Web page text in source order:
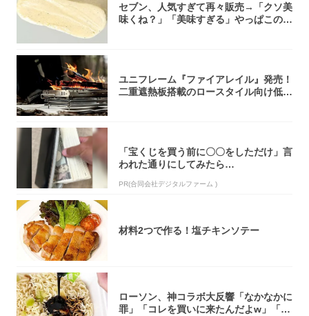
セブン、人気すぎて再々販売→「クソ美
味くね？」「美味すぎる」やっぱこのク
ユニフレーム『ファイアレイル』発売！
二重遮熱板搭載のロースタイル向け低型
「宝くじを買う前に〇〇をしただけ」言
われた通りにしてみたら…
PR(合同会社デジタルファーム )
材料2つで作る！塩チキンソテー
ローソン、神コラボ大反響「なかなかに
罪」「コレを買いに来たんだよw」「３